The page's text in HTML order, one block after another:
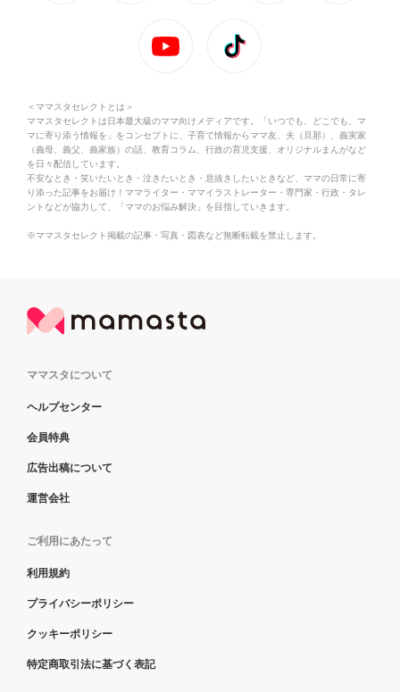
＜ママスタセレクトとは＞
ママスタセレクトは日本最大級のママ向けメディアです。「いつでも、どこでも、マ
マに寄り添う情報を」をコンセプトに、子育て情報からママ友、夫（旦那）、義実家
（義母、義父、義家族）の話、教育コラム、行政の育児支援、オリジナルまんがなど
を日々配信しています。
不安なとき・笑いたいとき・泣きたいとき・息抜きしたいときなど、ママの日常に寄
り添った記事をお届け！ママライター・ママイラストレーター・専門家・行政・タレ
ントなどが協力して、「ママのお悩み解決」を目指していきます。
※ママスタセレクト掲載の記事・写真・図表など無断転載を禁止します。
ママスタについて
ヘルプセンター
会員特典
広告出稿について
運営会社
ご利用にあたって
利用規約
プライバシーポリシー
クッキーポリシー
特定商取引法に基づく表記